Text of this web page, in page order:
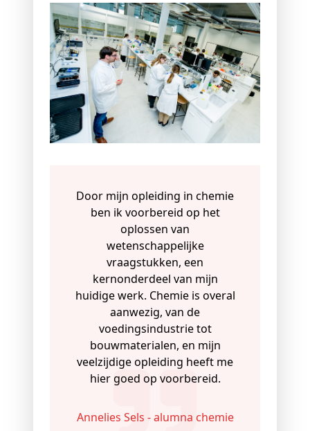
Door mijn opleiding in chemie
ben ik voorbereid op het
oplossen van
wetenschappelijke
vraagstukken, een
kernonderdeel van mijn
huidige werk. Chemie is overal
aanwezig, van de
voedingsindustrie tot
bouwmaterialen, en mijn
veelzijdige opleiding heeft me
hier goed op voorbereid.
Annelies Sels - alumna chemie